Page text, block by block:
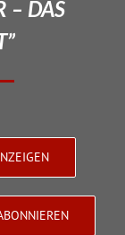
– DAS